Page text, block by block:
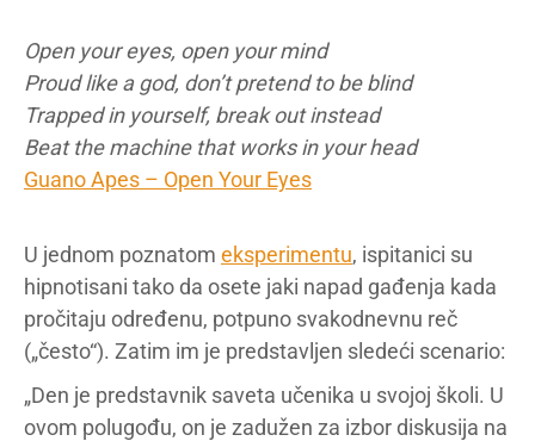
Open your eyes, open your mind
Proud like a god, don’t pretend to be blind
Trapped in yourself, break out instead
Beat the machine that works in your head
Guano Apes – Open Your Eyes
U jednom poznatom eksperimentu, ispitanici su
hipnotisani tako da osete jaki napad gađenja kada
pročitaju određenu, potpuno svakodnevnu reč
(„često“). Zatim im je predstavljen sledeći scenario:
„Den je predstavnik saveta učenika u svojoj školi. U
ovom polugođu, on je zadužen za izbor diskusija na